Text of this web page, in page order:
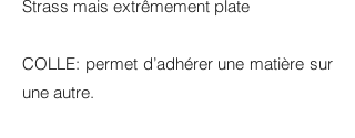
Strass mais extrêmement plate
COLLE: permet d’adhérer une matière sur
une autre.